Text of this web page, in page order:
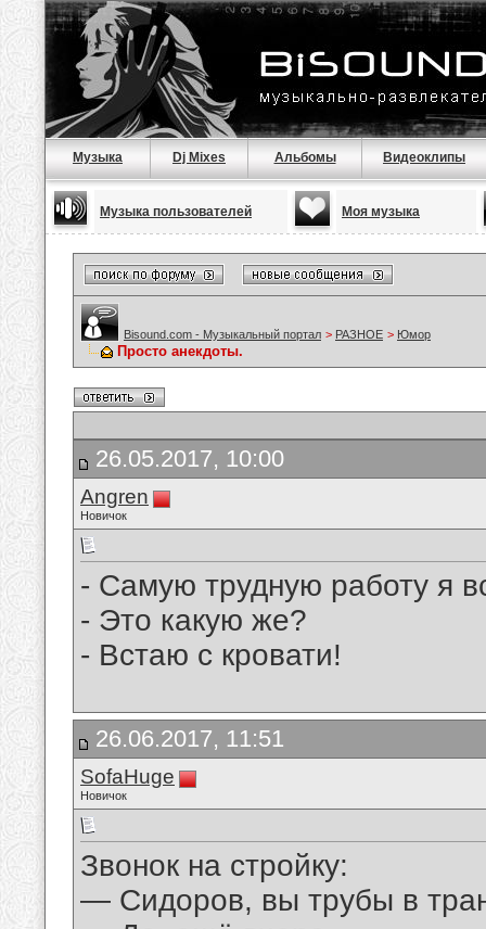
Музыка Dj Mixes Альбомы Видеоклипы
Музыка пользователей Моя музыка
Bisound.com - Музыкальный портал > РАЗНОЕ > Юмор
Просто анекдоты.
26.05.2017, 10:00
Angren
Новичок
- Самую трудную работу я
- Это какую же?
- Встаю с кровати!
26.06.2017, 11:51
SofaHuge
Новичок
Звонок на стройку:
— Сидоров, вы трубы в